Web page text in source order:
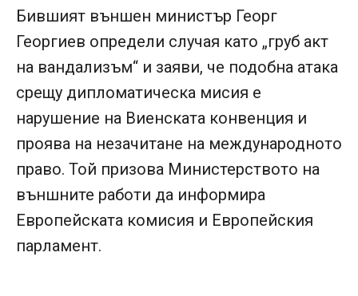
Бившият външен министър Георг
Георгиев определи случая като „груб акт
на вандализъм“ и заяви, че подобна атака
срещу дипломатическа мисия е
нарушение на Виенската конвенция и
проява на незачитане на международното
право. Той призова Министерството на
външните работи да информира
Европейската комисия и Европейския
парламент.